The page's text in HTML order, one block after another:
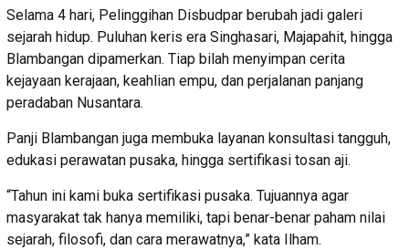
Selama 4 hari, Pelinggihan Disbudpar berubah jadi galeri
sejarah hidup. Puluhan keris era Singhasari, Majapahit, hingga
Blambangan dipamerkan. Tiap bilah menyimpan cerita
kejayaan kerajaan, keahlian empu, dan perjalanan panjang
peradaban Nusantara.
Panji Blambangan juga membuka layanan konsultasi tangguh,
edukasi perawatan pusaka, hingga sertifikasi tosan aji.
“Tahun ini kami buka sertifikasi pusaka. Tujuannya agar
masyarakat tak hanya memiliki, tapi benar-benar paham nilai
sejarah, filosofi, dan cara merawatnya,” kata Ilham.